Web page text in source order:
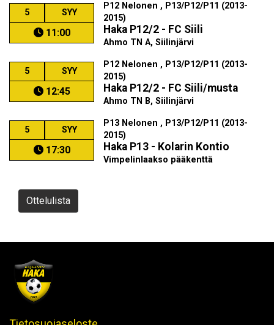
5 SYY
11:00
P12 Nelonen , P13/P12/P11 (2013-
2015)
Haka P12/2 - FC Siili
Ahmo TN A, Siilinjärvi
5 SYY
12:45
P12 Nelonen , P13/P12/P11 (2013-
2015)
Haka P12/2 - FC Siili/musta
Ahmo TN B, Siilinjärvi
5 SYY
17:30
P13 Nelonen , P13/P12/P11 (2013-
2015)
Haka P13 - Kolarin Kontio
Vimpelinlaakso pääkenttä
Ottelulista